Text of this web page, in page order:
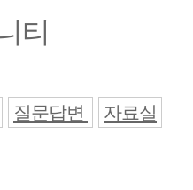
티
질문답변 자료실